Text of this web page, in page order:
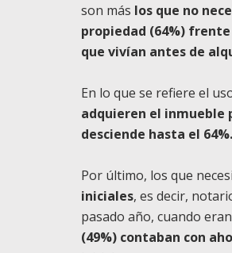
son más los que no
propiedad (64%)
que vivían antes de
En lo que se refiere el
adquieren el inmueble
desciende hasta el 64%.
Por último, los que
iniciales, es decir,
pasado año, cuando
(49%) contaban con